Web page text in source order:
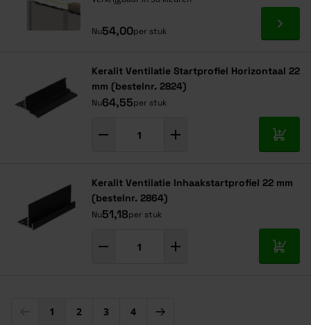
Nu54,00per stuk Ga
Keralit Ventilatie Startprofiel Horizontaal 22
mm (bestelnr. 2824)
Nu64,55per stuk
In
Keralit Ventilatie Inhaakstartprofiel 22 mm
(bestelnr. 2864)
Nu51,18per stuk
In
U lees momenteel pagina
1 Pagina
2 Pagina
3 Pagina
4